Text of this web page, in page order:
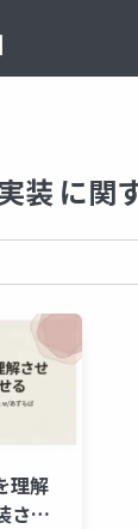
装 に関
理解
させ